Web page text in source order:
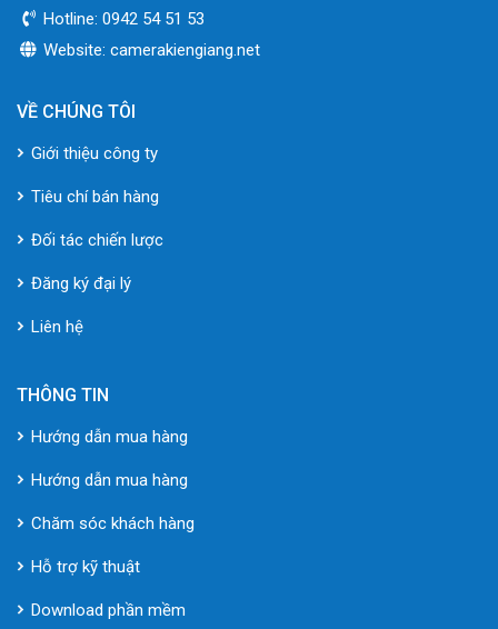
Hotline: 0942 54 51 53
Website: camerakiengiang.net
VỀ CHÚNG TÔI
Giới thiệu công ty
Tiêu chí bán hàng
Đối tác chiến lược
Đăng ký đại lý
Liên hệ
THÔNG TIN
Hướng dẫn mua hàng
Hướng dẫn mua hàng
Chăm sóc khách hàng
Hỗ trợ kỹ thuật
Download phần mềm